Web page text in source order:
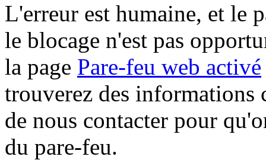
L'erreur est humaine, et le
le blocage n'est pas
la page Pare-feu web activé
trouverez des informations
de nous contacter pour
du pare-feu.